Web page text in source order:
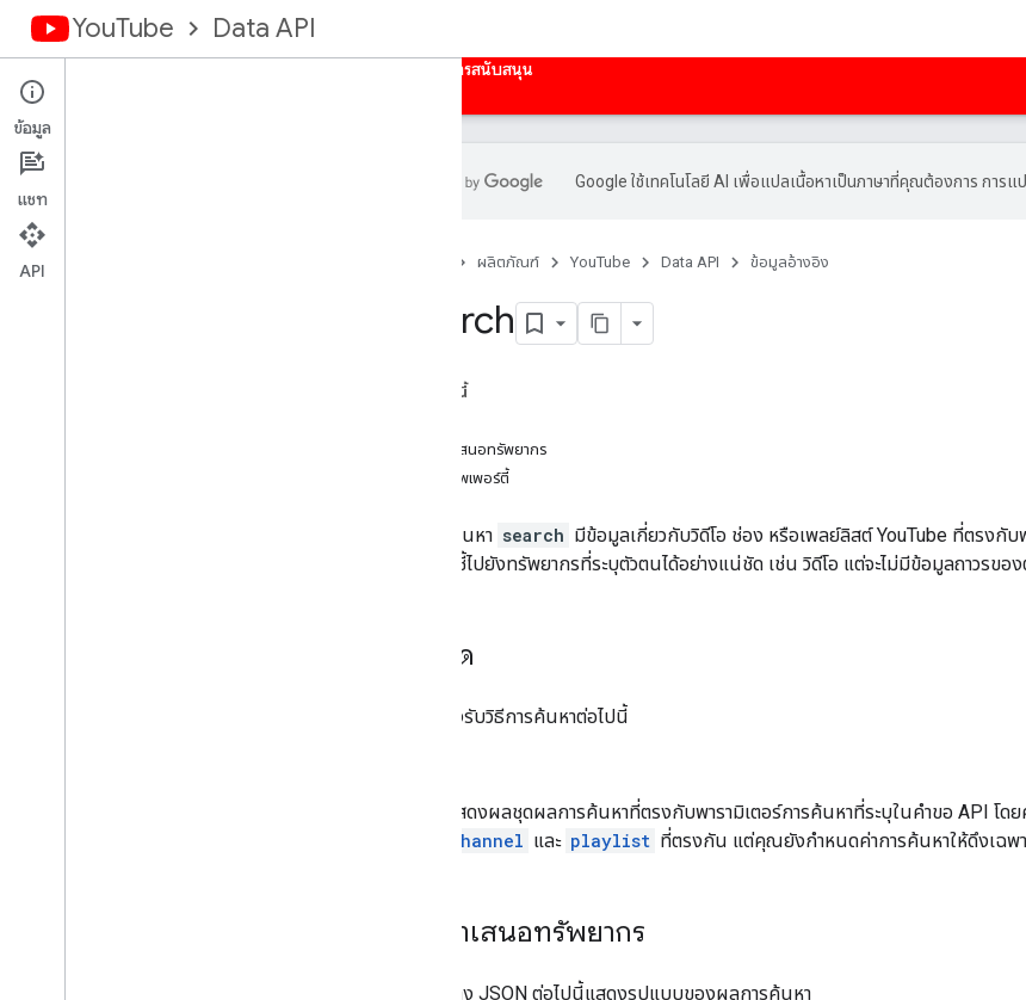
YouTube Data API
การสนับสนุน
ภาพรวม
กิจกรรม
Google ใช้เทคโนโลยี AI เพื่อแปลเนื้อหาเป็นภาษาที่คุณต้องการ การ
ผลิตภัณฑ์ YouTube Data API ข้อมูลอ้างอิง
Search
ในหน้านี้
การนําเสนอทรัพยากร
พร็อพเพอร์ตี้
ผลการค้นหา search มีข้อมูลเกี่ยวกับวิดีโอ ช่อง หรือเพลย์ลิสต์ YouTube ที่ตรงกับ
ค้นหาจะชี้ไปยังทรัพยากรที่ระบุตัวตนได้อย่างแน่ชัด เช่น วิดีโอ แต่จะไม่มีข้อมูลถาวรขอ
เมธอด
API รองรับวิธีการค้นหาต่อไปนี้
แสดงผลชุดผลการค้นหาที่ตรงกับพารามิเตอร์การค้นหาที่ระบุในคําขอ API โด
channel และ playlist ที่ตรงกัน แต่คุณยังกําหนดค่าการค้นหาให้ดึงเฉพา
การนําเสนอทรัพยากร
โครงสร้าง JSON ต่อไปนี้แสดงรูปแบบของผลการค้นหา
ข้อมูล
แชท
API